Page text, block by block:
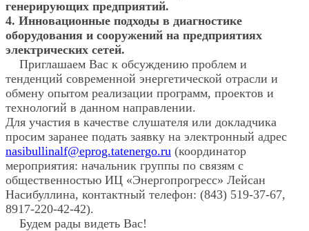
генерирующих предприятий.
4. Инновационные подходы в диагностике
оборудования и сооружений на предприятиях
электрических сетей.
Приглашаем Вас к обсуждению проблем и
тенденций современной энергетической отрасли и
обмену опытом реализации программ, проектов и
технологий в данном направлении.
Для участия в качестве слушателя или докладчика
просим заранее подать заявку на электронный адрес
nasibullinalf@eprog.tatenergo.ru (координатор
мероприятия: начальник группы по связям с
общественностью ИЦ «Энергопрогресс» Лейсан
Насибуллина, контактный телефон: (843) 519-37-67,
8917-220-42-42).
Будем рады видеть Вас!